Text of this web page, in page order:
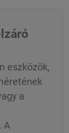
eszközök,
a
A